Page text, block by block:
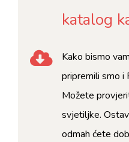
katalog
Kako bismo
pripremili smo i
Možete
svjetiljke.
odmah ćete